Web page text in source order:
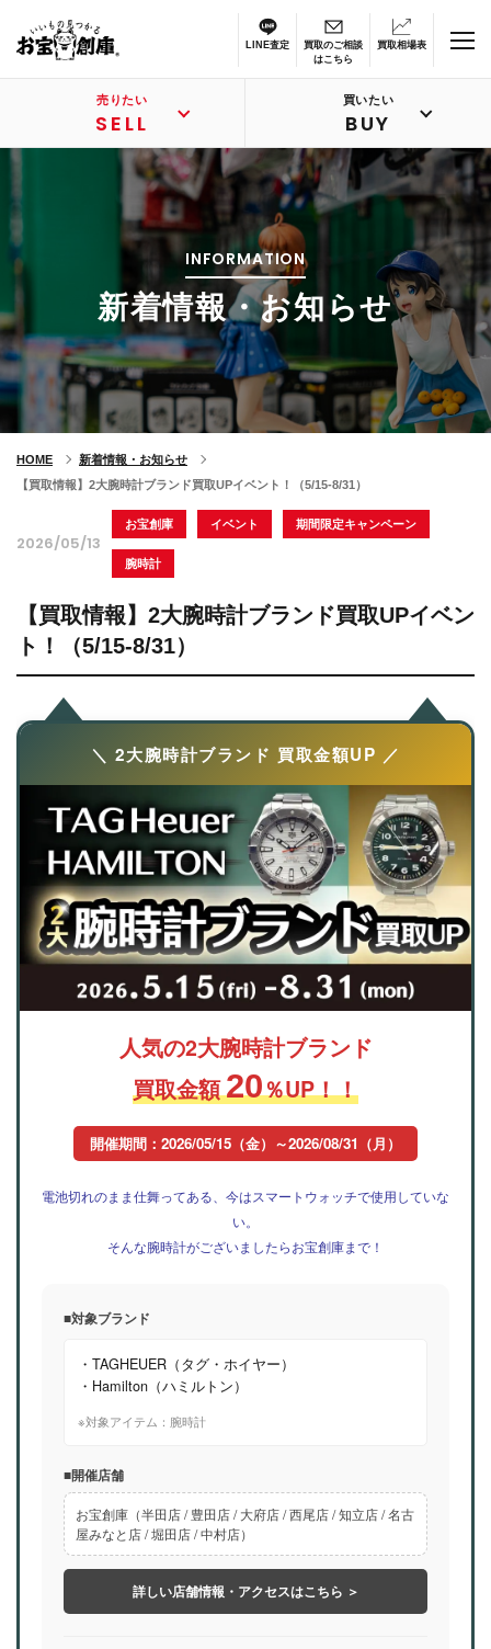
LINE査定
買取のご相談
はこちら
買取相場表
売りたい
SELL
買いたい
BUY
INFORMATION
新着情報・お知らせ
HOME
新着情報・お知らせ
【買取情報】2大腕時計ブランド買取UPイベント！（5/15-8/31）
2026/05/13
お宝創庫 イベント 期間限定キャンペーン
腕時計
【買取情報】2大腕時計ブランド買取UPイベン
ト！（5/15-8/31）
＼ 2大腕時計ブランド 買取金額UP ／
人気の2大腕時計ブランド
買取金額20％UP！！
開催期間：2026/05/15（金）～2026/08/31（月）
電池切れのまま仕舞ってある、今はスマートウォッチで使用していな
い。
そんな腕時計がございましたらお宝創庫まで！
■対象ブランド
・TAGHEUER（タグ・ホイヤー）
・Hamilton（ハミルトン）
※対象アイテム：腕時計
■開催店舗
お宝創庫（半田店 / 豊田店 / 大府店 / 西尾店 / 知立店 / 名古
屋みなと店 / 堀田店 / 中村店）
詳しい店舗情報・アクセスはこちら ＞